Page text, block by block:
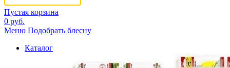
Пустая корзина
0 руб.
Меню Подобрать блесну
Каталог